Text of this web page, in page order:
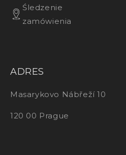
Śledzenie
zamówienia
ADRES
Masarykovo Nábřeží 10
120 00 Prague